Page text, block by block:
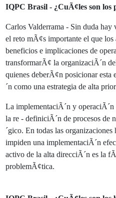
IQPC Brasil - ¿CuÃ¢les son los
Carlos Valderrama - Sin duda hay
el reto mÃ¢s importante el que
beneficios e implicaciones de
transformarÃ¢ la organizaciÃ´n
quienes deberÃ¢n posicionar esta
´n como una estrategia de alta
La implementaciÃ´n y
la re - definiciÃ´n de procesos de
´gico. En todas las
impiden una implementaciÃ´n
activo de la alta direcciÃ´n es la
problemÃ¢tica.